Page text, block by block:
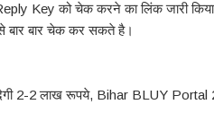
Reply Key को चेक करने का लिंक जारी
बार बार चेक कर सकते है।
देगी 2-2 लाख रूपये, Bihar BLUY